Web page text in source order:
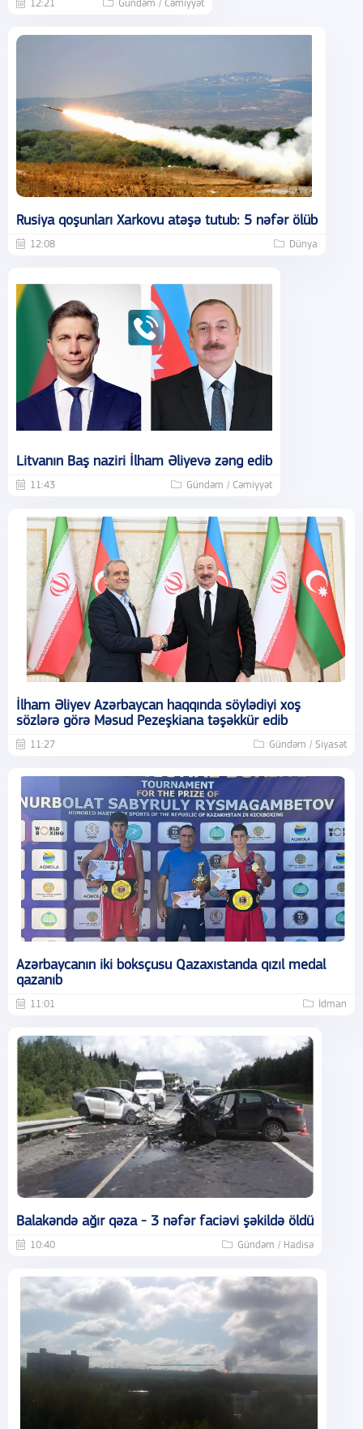
12:21 Gündəm / Cəmiyyət
Rusiya qoşunları Xarkovu atəşə tutub: 5 nəfər ölüb
12:08 Dünya
Litvanın Baş naziri İlham Əliyevə zəng edib
11:43 Gündəm / Cəmiyyət
İlham Əliyev Azərbaycan haqqında söylədiyi xoş
sözlərə görə Məsud Pezeşkiana təşəkkür edib
11:27 Gündəm / Siyasət
Azərbaycanın iki boksçusu Qazaxıstanda qızıl medal
qazanıb
11:01 İdman
Balakəndə ağır qəza - 3 nəfər faciəvi şəkildə öldü
10:40 Gündəm / Hadisə